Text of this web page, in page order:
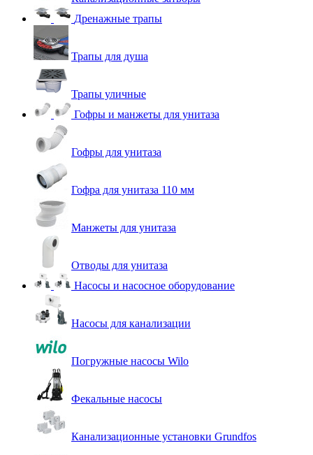
Дренажные трапы
Трапы для душа
Трапы уличные
Гофры и манжеты для унитаза
Гофры для унитаза
Гофра для унитаза 110 мм
Манжеты для унитаза
Отводы для унитаза
Насосы и насосное оборудование
Насосы для канализации
Погружные насосы Wilo
Фекальные насосы
Канализационные установки Grundfos